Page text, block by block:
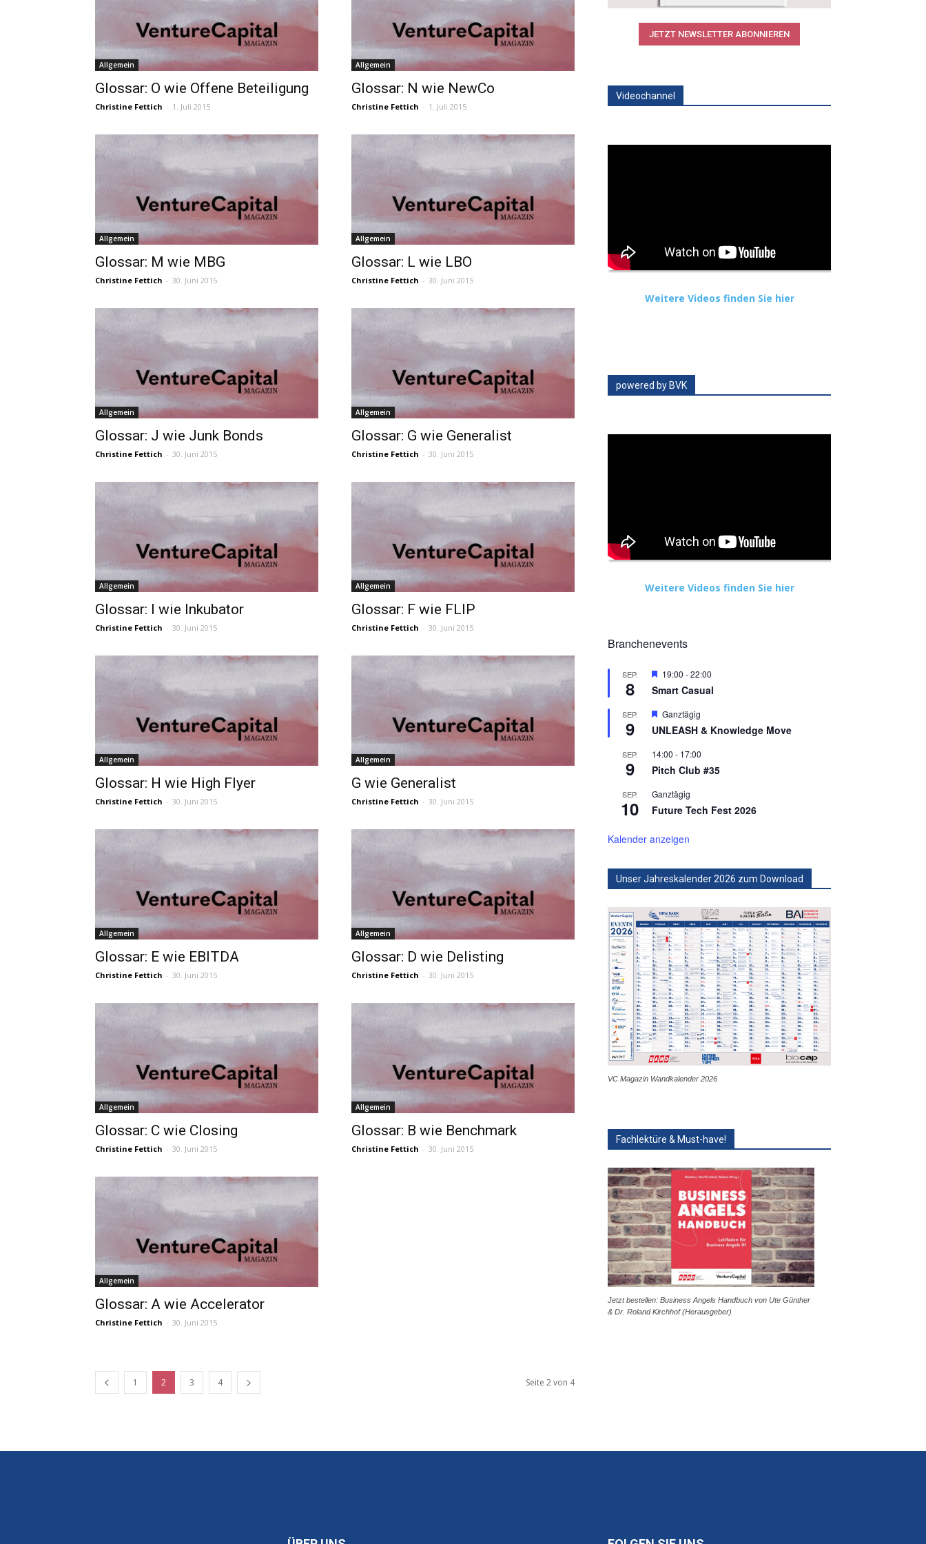
Allgemein
Glossar: O wie Offene Beteiligung
Christine Fettich - 1. Juli 2015
Allgemein
Glossar: N wie NewCo
Christine Fettich - 1. Juli 2015
Allgemein
Glossar: M wie MBG
Christine Fettich - 30. Juni 2015
Allgemein
Glossar: L wie LBO
Christine Fettich - 30. Juni 2015
Allgemein
Glossar: J wie Junk Bonds
Christine Fettich - 30. Juni 2015
Allgemein
Glossar: G wie Generalist
Christine Fettich - 30. Juni 2015
Allgemein
Glossar: I wie Inkubator
Christine Fettich - 30. Juni 2015
Allgemein
Glossar: F wie FLIP
Christine Fettich - 30. Juni 2015
Allgemein
Glossar: H wie High Flyer
Christine Fettich - 30. Juni 2015
Allgemein
G wie Generalist
Christine Fettich - 30. Juni 2015
Allgemein
Glossar: E wie EBITDA
Christine Fettich - 30. Juni 2015
Allgemein
Glossar: D wie Delisting
Christine Fettich - 30. Juni 2015
Allgemein
Glossar: C wie Closing
Christine Fettich - 30. Juni 2015
Allgemein
Glossar: B wie Benchmark
Christine Fettich - 30. Juni 2015
Allgemein
Glossar: A wie Accelerator
Christine Fettich - 30. Juni 2015
1 2 3 4 Seite 2 von 4
JETZT NEWSLETTER ABONNIEREN
Videochannel
Weitere Videos finden Sie hier
powered by BVK
Weitere Videos finden Sie hier
Branchenevents
SEP.
8
Hervorgehoben
19:00 -22:00
Smart Casual
SEP.
9
Hervorgehoben
Ganztägig
UNLEASH & Knowledge Move
SEP.
9
14:00 - 17:00
Pitch Club #35
SEP.
10
Ganztägig
Future Tech Fest 2026
Kalender anzeigen
Unser Jahreskalender 2026 zum Download
VC Magazin Wandkalender 2026
Fachlektüre & Must-have!
Jetzt bestellen: Business Angels Handbuch von Ute Günther
& Dr. Roland Kirchhof (Herausgeber)